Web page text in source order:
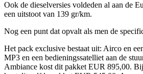
Ook de dieselversies voldeden al aan de
een uitstoot van 139 gr/km.
Nog een punt dat opvalt als men de
Het pack exclusive bestaat uit: Airco en
MP3 en een bedieningssatelliet aan de
Ambiance kost dit pakket EUR 895,00.